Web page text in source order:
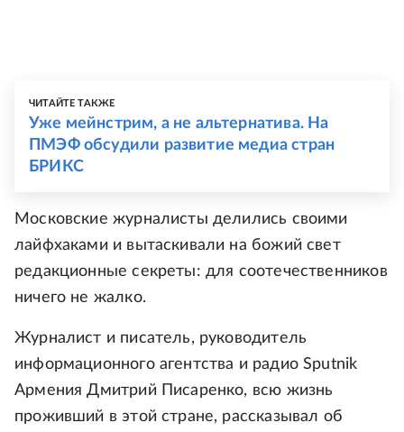
ЧИТАЙТЕ ТАКЖЕ
Уже мейнстрим, а не альтернатива. На
ПМЭФ обсудили развитие медиа стран
БРИКС
Московские журналисты делились своими
лайфхаками и вытаскивали на божий свет
редакционные секреты: для соотечественников
ничего не жалко.
Журналист и писатель, руководитель
информационного агентства и радио Sputnik
Армения Дмитрий Писаренко, всю жизнь
проживший в этой стране, рассказывал об